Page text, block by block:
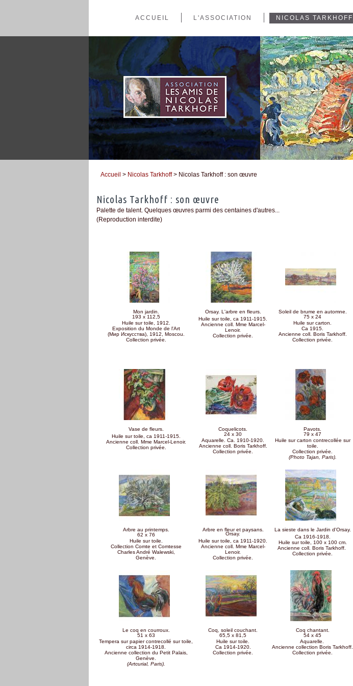
ACCUEIL L'ASSOCIATION NICOLAS TARKHOFF
Accueil > Nicolas Tarkhoff> Nicolas Tarkhoff : son œuvre
Nicolas Tarkhoff : son œuvre
Palette de talent. Quelques œuvres parmi des centaines d'autres...
(Reproduction interdite)
Mon jardin.
193 x 112,5
Huile sur toile, 1912.
Exposition du Monde de l'Art
(Мир Искусства), 1912, Moscou.
Collection privée.
Orsay. L'arbre en fleurs.
Huile sur toile, ca 1911-1915.
Ancienne coll. Mme Marcel-
Lenoir.
Collection privée.
Soleil de brume en automne.
75 x 24
Huile sur carton.
Ca 1915.
Ancienne coll. Boris Tarkhoff.
Collection privée.
Vase de fleurs.
Huile sur toile, ca 1911-1915.
Ancienne coll. Mme Marcel-Lenoir.
Collection privée.
Coquelicots.
24 x 30
Aquarelle. Ca. 1910-1920.
Ancienne coll. Boris Tarkhoff.
​Collection privée.
Pavots.
79 x 47
Huile sur carton contrecollée sur
toile.
Collection privée.
(Photo Tajan, Paris).
Arbre au printemps.
62 x 76
Huile sur toile.
Collection Comte et Comtesse
Charles André Walewski,
Genève.
Arbre en fleur et paysans.
Orsay.
Huile sur toile, ca 1911-1920.
Ancienne coll. Mme Marcel-
Lenoir.
Collection privée.
La sieste dans le Jardin d'Orsay.
Ca 1916-1918.
Huile sur toile, 100 x 100 cm.
Ancienne coll. Boris Tarkhoff.
Collection privée.
Le coq en courroux.
51 x 63
Tempera sur papier contrecollé sur toile,
circa 1914-1918.
Ancienne collection du Petit Palais,
Genève.
(Artcurial, Paris).
Coq, soleil couchant.
65,5 x 81,5
Huile sur toile.
Ca 1914-1920.
Collection privée.
Coq chantant.
54 x 45
Aquarelle.
Ancienne collection Boris Tarkhoff.
Collection privée.